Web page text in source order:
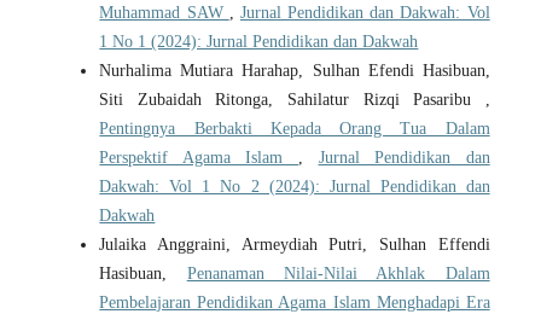
Muhammad SAW , Jurnal Pendidikan dan Dakwah: Vol
1 No 1 (2024): Jurnal Pendidikan dan Dakwah
Nurhalima Mutiara Harahap, Sulhan Efendi Hasibuan,
Siti Zubaidah Ritonga, Sahilatur Rizqi Pasaribu ,
Pentingnya Berbakti Kepada Orang Tua Dalam
Perspektif Agama Islam , Jurnal Pendidikan dan
Dakwah: Vol 1 No 2 (2024): Jurnal Pendidikan dan
Dakwah
Julaika Anggraini, Armeydiah Putri, Sulhan Effendi
Hasibuan, Penanaman Nilai-Nilai Akhlak Dalam
Pembelajaran Pendidikan Agama Islam Menghadapi Era